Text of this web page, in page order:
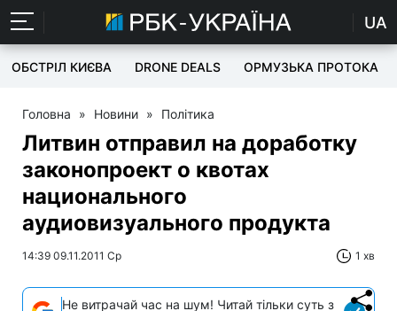
UA
ОБСТРІЛ КИЄВА DRONE DEALS ОРМУЗЬКА ПРОТОКА
Головна » Новини » Політика
Литвин отправил на доработку
законопроект о квотах
национального
аудиовизуального продукта
14:39 09.11.2011 Ср 1 хв
Не витрачай час на шум! Читай тільки суть з